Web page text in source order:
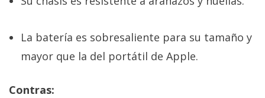
La batería es sobresaliente para su tamaño y
mayor que la del portátil de Apple.
Contras: